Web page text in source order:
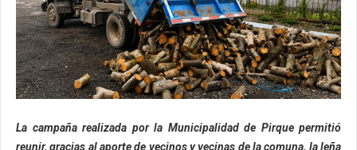
La campaña realizada por la Municipalidad de Pirque permitió
reunir, gracias al aporte de vecinos y vecinas de la comuna, la leña